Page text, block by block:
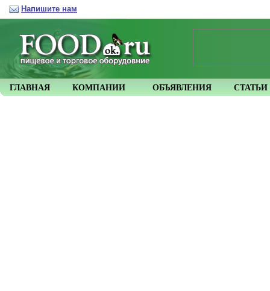
ГЛАВНАЯ КОМПАНИИ ОБЪЯВЛЕНИЯ СТАТЬИ
Напишите нам